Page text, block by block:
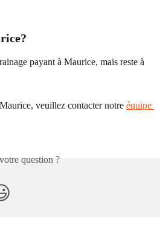
payant à Maurice, mais reste à
veuillez contacter notre équipe
question ?